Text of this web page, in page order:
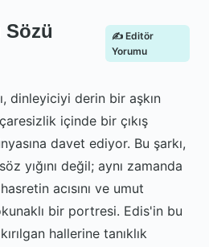
Sözü
✍️ Editör
Yorumu
dinleyiciyi derin bir aşkın
içinde bir çıkış
davet ediyor. Bu şarkı,
yığını değil; aynı zamanda
acısını ve umut
bir portresi. Edis'in bu
hallerine tanıklık